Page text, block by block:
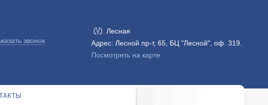
звонок
Лесная
Адрес: Лесной пр-т, 65, БЦ "Лесной", оф. 319.
Посмотреть на карте